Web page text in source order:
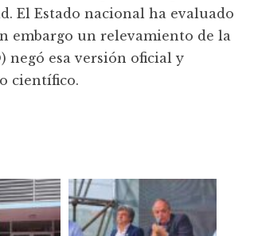
El Estado nacional ha evaluado
embargo un relevamiento de la
negó esa versión oficial y
científico.